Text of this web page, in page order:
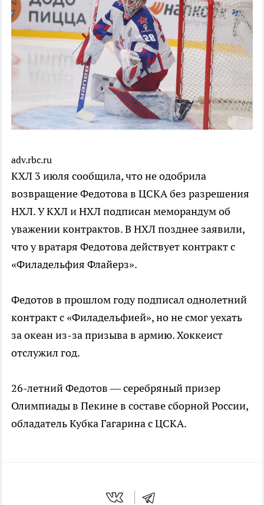
adv.rbc.ru
КХЛ 3 июля сообщила, что не одобрила
возвращение Федотова в ЦСКА без разрешения
НХЛ. У КХЛ и НХЛ подписан меморандум об
уважении контрактов. В НХЛ позднее заявили,
что у вратаря Федотова действует контракт с
«Филадельфия Флайерз».
Федотов в прошлом году подписал однолетний
контракт с «Филадельфией», но не смог уехать
за океан из-за призыва в армию. Хоккеист
отслужил год.
26-летний Федотов — серебряный призер
Олимпиады в Пекине в составе сборной России,
обладатель Кубка Гагарина с ЦСКА.